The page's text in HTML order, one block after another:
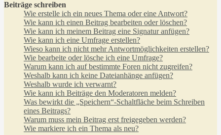
Beiträge schreiben
Wie erstelle ich ein neues Thema oder eine Antwort?
Wie kann ich einen Beitrag bearbeiten oder löschen?
Wie kann ich meinem Beitrag eine Signatur anfügen?
Wie kann ich eine Umfrage erstellen?
Wieso kann ich nicht mehr Antwortmöglichkeiten erstellen?
Wie bearbeite oder lösche ich eine Umfrage?
Warum kann ich auf bestimmte Foren nicht zugreifen?
Weshalb kann ich keine Dateianhänge anfügen?
Weshalb wurde ich verwarnt?
Wie kann ich Beiträge den Moderatoren melden?
Was bewirkt die „Speichern“-Schaltfläche beim Schreiben
eines Beitrags?
Warum muss mein Beitrag erst freigegeben werden?
Wie markiere ich ein Thema als neu?